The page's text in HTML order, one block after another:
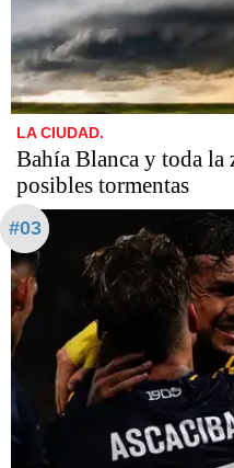
LA CIUDAD.
Bahía Blanca y toda la
posibles tormentas
#03